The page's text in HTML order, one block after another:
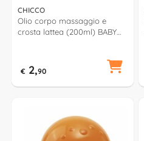
CHICCO
Olio corpo massaggio e
crosta lattea (200ml) BABY
€ 2,90